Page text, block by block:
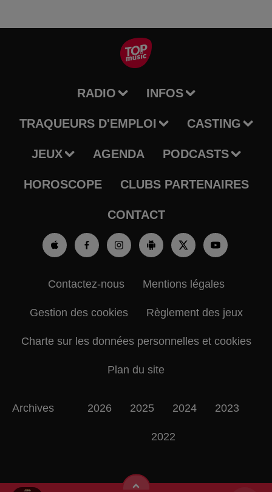
RADIO INFOS
TRAQUEURS D'EMPLOI CASTING
JEUX AGENDA PODCASTS
HOROSCOPE CLUBS PARTENAIRES
CONTACT
Contactez-nous Mentions légales
Gestion des cookies Règlement des jeux
Charte sur les données personnelles et cookies
Plan du site
Archives 2026 2025 2024 2023
2022